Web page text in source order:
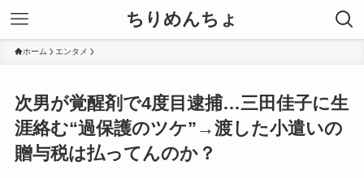
ちりめんちょ
ホーム エンタメ
次男が覚醒剤で4度目逮捕…三田佳子に生
涯絡む“過保護のツケ”→渡した小遣いの
贈与税は払ってんのか？